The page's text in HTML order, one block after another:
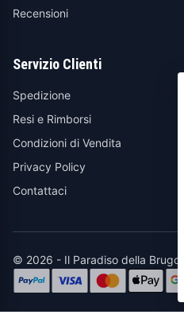
Recensioni
Servizio Clienti
Spedizione
Resi e Rimborsi
Condizioni di Vendita
Privacy Policy
Contattaci
© 2026 - Il Paradiso della Brugola